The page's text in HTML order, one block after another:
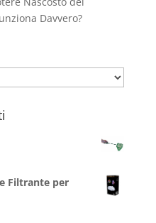
Davvero?
Filtrante per